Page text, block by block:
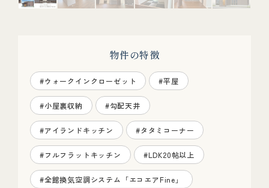
物件の特徴
#ウォークインクローゼット #平屋
#小屋裏収納 #勾配天井
#アイランドキッチン #タタミコーナー
#フルフラットキッチン #LDK20帖以上
#全館換気空調システム「エコエアFine」